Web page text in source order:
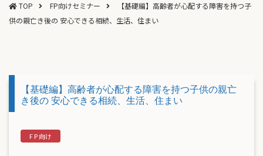
TOP FP向けセミナー
【基礎編】高齢者が心配する障害を持つ子
供の親亡き後の 安心できる相続、生活、住まい
【基礎編】高齢者が心配する障害を持つ子供の親亡
き後の 安心できる相続、生活、住まい